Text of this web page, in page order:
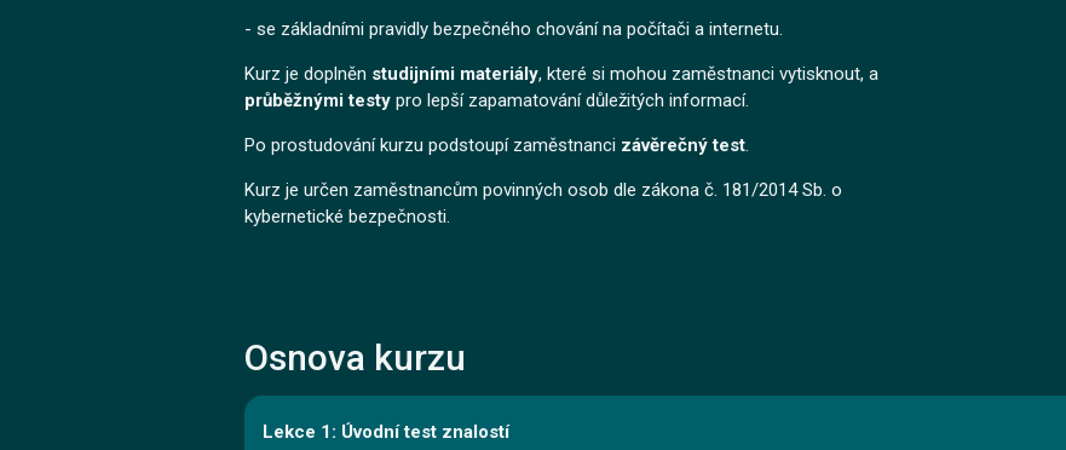
- se základními pravidly bezpečného chování na počítači a internetu.
Kurz je doplněn studijními materiály, které si mohou zaměstnanci vytisknout, a
průběžnými testypro lepší zapamatování důležitých informací.
Po prostudování kurzu podstoupí zaměstnanci závěrečný test.
Kurz je určen zaměstnancům povinných osob dle zákona č. 181/2014 Sb. o
kybernetické bezpečnosti.
Osnova kurzu
Lekce 1: Úvodní test znalostí